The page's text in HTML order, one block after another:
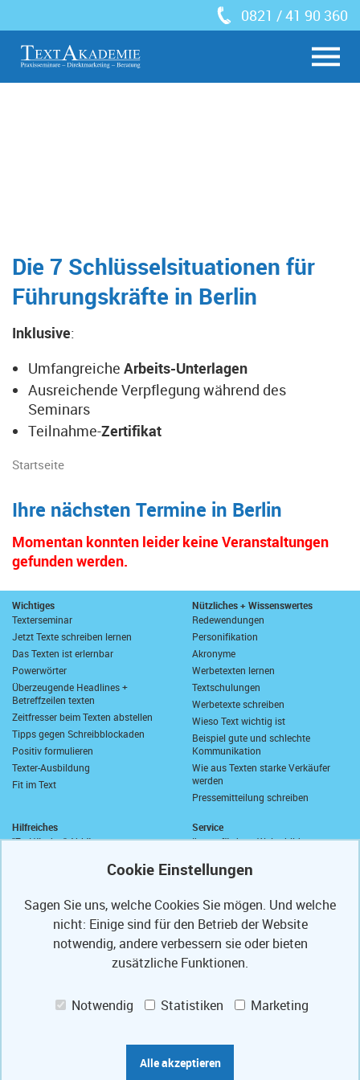
0821 / 41 90 360
Die 7 Schlüsselsituationen für
Führungskräfte in Berlin
Inklusive:
Umfangreiche Arbeits-Unterlagen
Ausreichende Verpflegung während des
Seminars
Teilnahme-Zertifikat
Startseite
Ihre nächsten Termine in Berlin
Momentan konnten leider keine Veranstaltungen
gefunden werden.
Wichtiges
Texterseminar
Jetzt Texte schreiben lernen
Das Texten ist erlernbar
Powerwörter
Überzeugende Headlines +
Betreffzeilen texten
Zeitfresser beim Texten abstellen
Tipps gegen Schreibblockaden
Positiv formulieren
Texter-Ausbildung
Fit im Text
Nützliches + Wissenswertes
Redewendungen
Personifikation
Akronyme
Werbetexten lernen
Textschulungen
Werbetexte schreiben
Wieso Text wichtig ist
Beispiel gute und schlechte
Kommunikation
Wie aus Texten starke Verkäufer
werden
Pressemitteilung schreiben
Hilfreiches
"Zu Händen" Abkürzung
Wie schreibt man "wie viel"?
Längstes deutsches Wort
Anrede in E-Mails
Anschriften und Anreden
Ihre Code-Card
Service
Ihre geförderte Weiterbildung
Ihre Texterfibel
Homepage-Test
Muster-Widerrufsformular
Partner
Referenzen
Jobs
Werkstudent*in (m/w/d) Informatik
/ IT
Sagen Sie uns, welche Cookies Sie mögen. Und welche
nicht: Einige sind für den Betrieb der Website
notwendig, andere verbessern sie oder bieten
zusätzliche Funktionen.
Notwendig Statistiken Marketing
Alle akzeptieren